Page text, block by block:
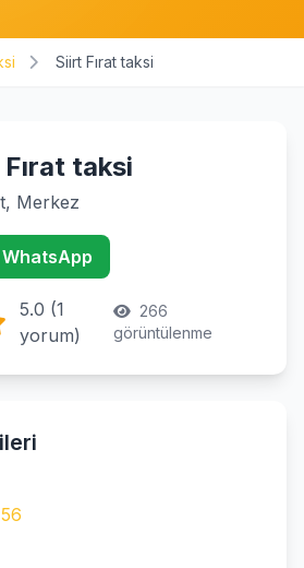
Siirt Fırat taksi
taksi
Merkez
WhatsApp
5.0 (1
yorum)
266
görüntülenme